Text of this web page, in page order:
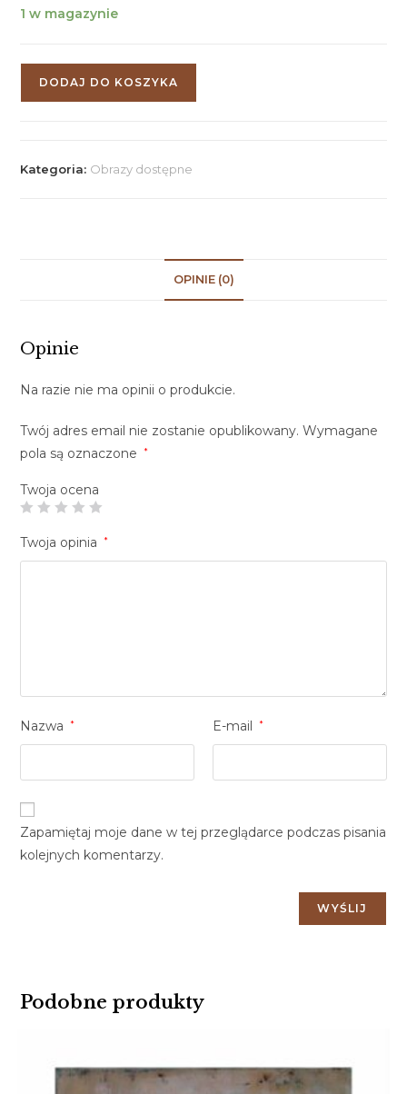
1 w magazynie
DODAJ DO KOSZYKA
Kategoria: Obrazy dostępne
OPINIE (0)
Opinie
Na razie nie ma opinii o produkcie.
Twój adres email nie zostanie opublikowany. Wymagane
pola są oznaczone
*
Twoja ocena
Twoja opinia *
Nazwa * E-mail *
Zapamiętaj moje dane w tej przeglądarce podczas pisania
kolejnych komentarzy.
Podobne produkty